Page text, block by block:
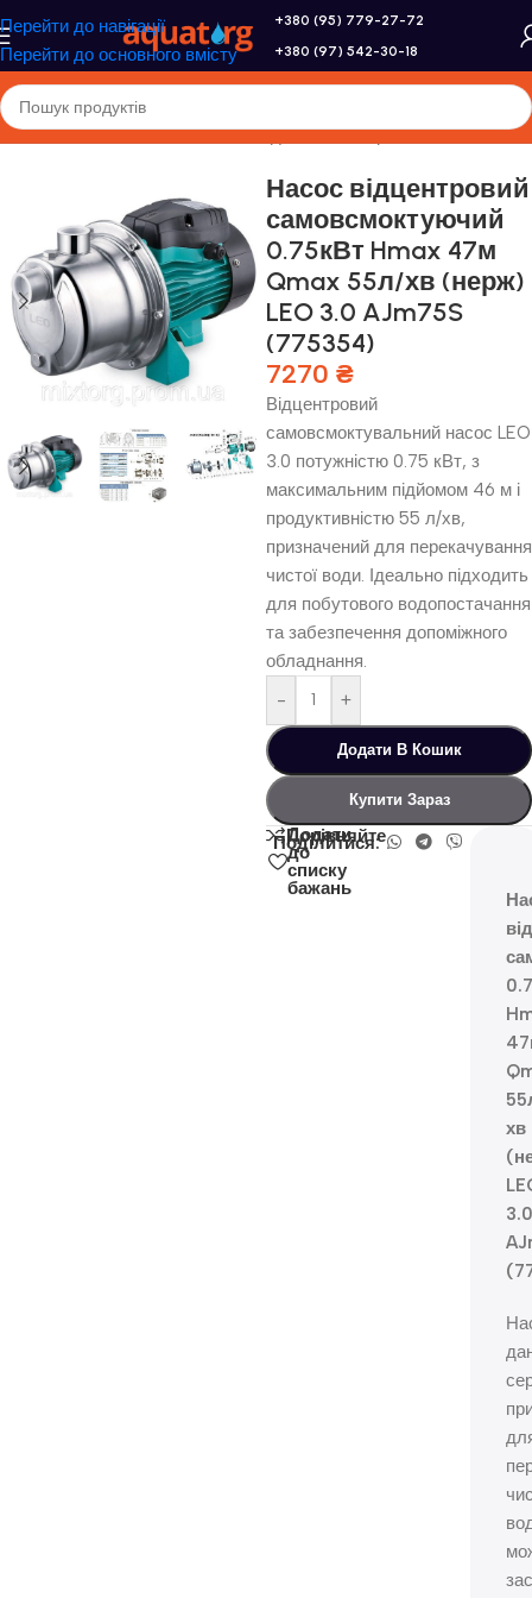
Перейти до навігації
Перейти до основного вмісту
+380 (95) 779-27-72
+380 (97) 542-30-18
Головна/Насоси та насосне обладнання/Поверхневі насоси
Насос відцентровий
самовсмоктуючий
0.75кВт Hmax 47м
Qmax 55л/хв (нерж)
LEO 3.0 AJm75S
(775354)
7270 ₴
Відцентровий
самовсмоктувальний насос LEO
3.0 потужністю 0.75 кВт, з
максимальним підйомом 46 м і
продуктивністю 55 л/хв,
призначений для перекачування
чистої води. Ідеально підходить
для побутового водопостачання
та забезпечення допоміжного
обладнання.
-
+
Додати В Кошик
Купити Зараз
Порівняйте
Додати
до
списку
бажань
Поділитися:
хв
3.0